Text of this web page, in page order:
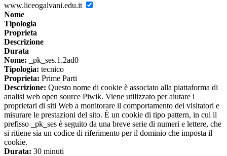
www.liceogalvani.edu.it
Nome
Tipologia
Proprieta
Descrizione
Durata
Nome: _pk_ses.1.2ad0
Tipologia: tecnico
Proprieta: Prime Parti
Descrizione: Questo nome di cookie è associato alla piattaforma di
analisi web open source Piwik. Viene utilizzato per aiutare i
proprietari di siti Web a monitorare il comportamento dei visitatori e
misurare le prestazioni del sito. È un cookie di tipo pattern, in cui il
prefisso _pk_ses è seguito da una breve serie di numeri e lettere, che
si ritiene sia un codice di riferimento per il dominio che imposta il
cookie.
Durata: 30 minuti